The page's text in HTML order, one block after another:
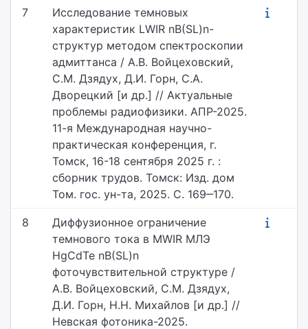
7
Исследование темновых
характеристик LWIR nB(SL)n-
структур методом спектроскопии
адмиттанса / А.В. Войцеховский,
С.М. Дзядух, Д.И. Горн, С.А.
Дворецкий [и др.] // Актуальные
проблемы радиофизики. АПР-2025.
11-я Международная научно-
практическая конференция, г.
Томск, 16-18 сентября 2025 г. :
сборник трудов. Томск: Изд. дом
Том. гос. ун-та, 2025. С. 169‒170.
8
Диффузионное ограничение
темнового тока в MWIR МЛЭ
HgCdTe nB(SL)n
фоточувствительной структуре /
А.В. Войцеховский, С.М. Дзядух,
Д.И. Горн, Н.Н. Михайлов [и др.] //
Невская фотоника-2025.